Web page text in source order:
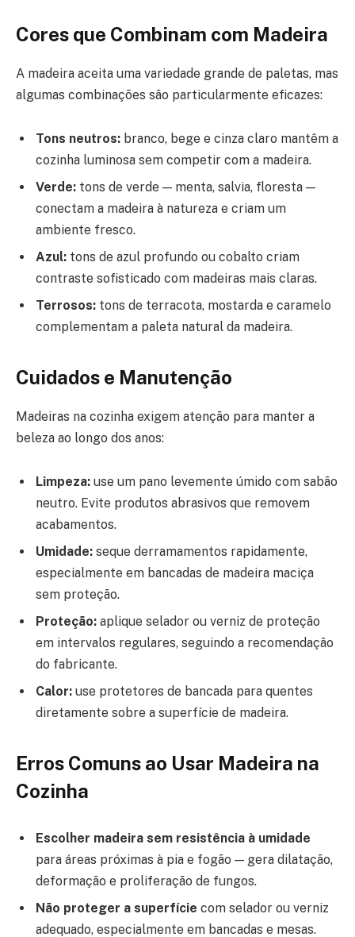
Cores que Combinam com Madeira
A madeira aceita uma variedade grande de paletas, mas
algumas combinações são particularmente eficazes:
Tons neutros: branco, bege e cinza claro mantêm a
cozinha luminosa sem competir com a madeira.
Verde: tons de verde — menta, salvia, floresta —
conectam a madeira à natureza e criam um
ambiente fresco.
Azul: tons de azul profundo ou cobalto criam
contraste sofisticado com madeiras mais claras.
Terrosos: tons de terracota, mostarda e caramelo
complementam a paleta natural da madeira.
Cuidados e Manutenção
Madeiras na cozinha exigem atenção para manter a
beleza ao longo dos anos:
Limpeza: use um pano levemente úmido com sabão
neutro. Evite produtos abrasivos que removem
acabamentos.
Umidade: seque derramamentos rapidamente,
especialmente em bancadas de madeira maciça
sem proteção.
Proteção: aplique selador ou verniz de proteção
em intervalos regulares, seguindo a recomendação
do fabricante.
Calor: use protetores de bancada para quentes
diretamente sobre a superfície de madeira.
Erros Comuns ao Usar Madeira na
Cozinha
Escolher madeira sem resistência à umidade
para áreas próximas à pia e fogão — gera dilatação,
deformação e proliferação de fungos.
Não proteger a superfície com selador ou verniz
adequado, especialmente em bancadas e mesas.